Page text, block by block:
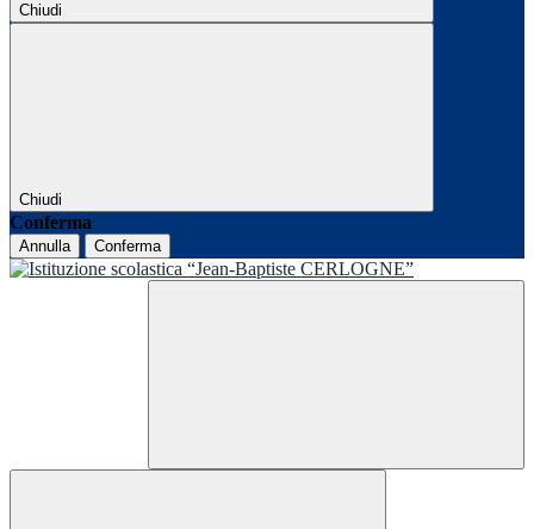
Chiudi
Chiudi
Conferma
Annulla Conferma